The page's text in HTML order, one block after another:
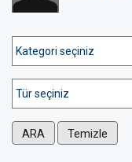
ARA Temizle